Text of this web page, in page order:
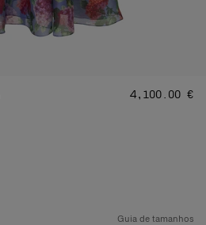
Preço:
‌4,100.00 €
Guia de tamanhos